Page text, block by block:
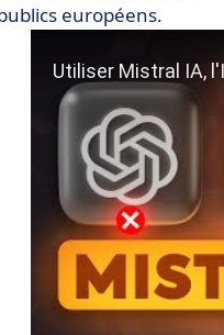
européens.